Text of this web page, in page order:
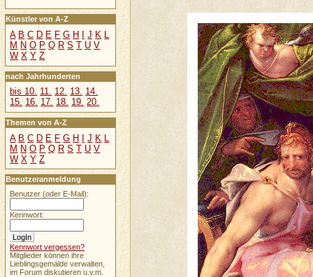
Künstler von A-Z
A B C D E F G H J K L
M N O P Q R S T U V
W X Y Z
nach Jahrhunderten
bis 10. 11. 12. 13. 14.
15. 16. 17. 18. 19. 20.
Themen von A-Z
A B C D E F G H I J K L
M N O P Q R S T U V
W X Y Z
Benutzeranmeldung
Benutzer (oder E-Mail):
Kennwort:
Kennwort vergessen?
Mitglieder können ihre
Lieblingsgemälde verwalten,
im Forum diskutieren u.v.m.